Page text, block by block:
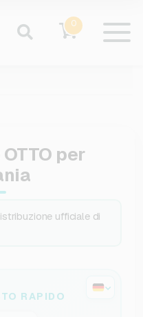
0
per
ufficiale di
RAPIDO